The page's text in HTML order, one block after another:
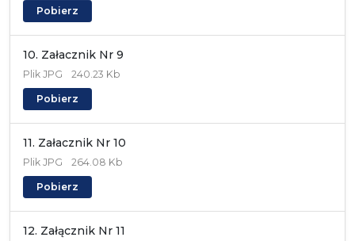
Pobierz
10. Załacznik Nr 9
Plik JPG 240.23 Kb
Pobierz
11. Załacznik Nr 10
Plik JPG 264.08 Kb
Pobierz
12. Załącznik Nr 11